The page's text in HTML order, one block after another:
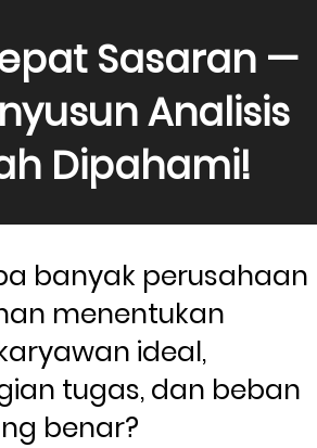
Sasaran —
Analisis
Dipahami!
banyak perusahaan
menentukan
ideal,
tugas, dan beban
benar?